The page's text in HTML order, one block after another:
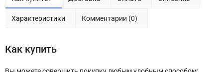
Характеристики Комментарии (0)
Как купить